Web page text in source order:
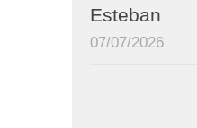
Esteban
07/07/2026